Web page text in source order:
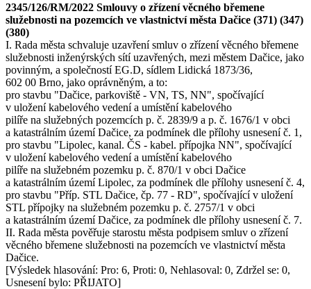
2345/126/RM/2022 Smlouvy o zřízení věcného břemene
služebnosti na pozemcích ve vlastnictví města Dačice (371) (347)
(380)
I. Rada města schvaluje uzavření smluv o zřízení věcného břemene
služebnosti inženýrských sítí uzavřených, mezi městem Dačice, jako
povinným, a společností EG.D, sídlem Lidická 1873/36,
602 00 Brno, jako oprávněným, a to:
pro stavbu "Dačice, parkoviště - VN, TS, NN", spočívající
v uložení kabelového vedení a umístění kabelového
pilíře na služebných pozemcích p. č. 2839/9 a p. č. 1676/1 v obci
a katastrálním území Dačice, za podmínek dle přílohy usnesení č. 1,
pro stavbu "Lipolec, kanal. ČS - kabel. přípojka NN", spočívající
v uložení kabelového vedení a umístění kabelového
pilíře na služebném pozemku p. č. 870/1 v obci Dačice
a katastrálním území Lipolec, za podmínek dle přílohy usnesení č. 4,
pro stavbu "Příp. STL Dačice, čp. 77 - RD", spočívající v uložení
STL přípojky na služebném pozemku p. č. 2757/1 v obci
a katastrálním území Dačice, za podmínek dle přílohy usnesení č. 7.
II. Rada města pověřuje starostu města podpisem smluv o zřízení
věcného břemene služebnosti na pozemcích ve vlastnictví města
Dačice.
[Výsledek hlasování: Pro: 6, Proti: 0, Nehlasoval: 0, Zdržel se: 0,
Usnesení bylo: PŘIJATO]